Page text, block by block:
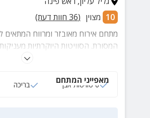
10 מצוין (
36 חוות דעת)
מתחם אירוח מאובזר ומרווח המתאים
המסורת. הסוויטות היוקרתיות
מאפייני המתחם
6 סוויטות אבן בריכה